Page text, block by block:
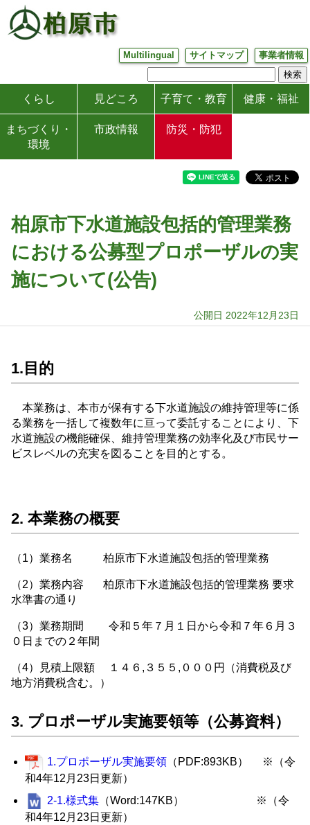
Multilingual サイトマップ 事業者情報
くらし 見どころ 子育て・教育 健康・福祉
まちづくり・
環境
市政情報 防災・防犯
柏原市下水道施設包括的管理業務
における公募型プロポーザルの実
施について(公告)
公開日 2022年12月23日
1.目的
本業務は、本市が保有する下水道施設の維持管理等に係
る業務を一括して複数年に亘って委託することにより、下
水道施設の機能確保、維持管理業務の効率化及び市民サー
ビスレベルの充実を図ることを目的とする。
2. 本業務の概要
（1）業務名 柏原市下水道施設包括的管理業務
（2）業務内容 柏原市下水道施設包括的管理業務 要求
水準書の通り
（3）業務期間 令和５年７月１日から令和７年６月３
０日までの２年間
（4）見積上限額 １４６,３５５,０００円（消費税及び
地方消費税含む。）
3. プロポーザル実施要領等（公募資料）
1.プロポーザル実施要領 （PDF:893KB） ※（令
和4年12月23日更新）
2-1.様式集 （Word:147KB） ※（令
和4年12月23日更新）